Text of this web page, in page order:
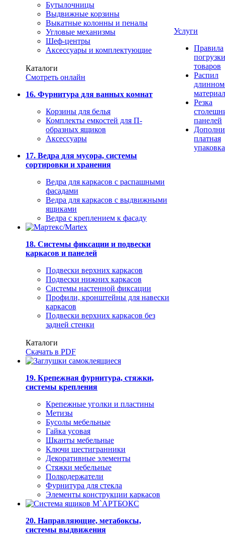
Бутылочницы
Выдвижные корзины
Выкатные колонны и пеналы
Угловые механизмы
Шеф-центры
Аксессуары и комплектующие
Каталоги
Смотреть онлайн
16. Фурнитура для ванных комнат
Корзины для белья
Комплекты емкостей для П-
образных ящиков
Аксессуары
17. Ведра для мусора, системы
сортировки и хранения
Ведра для каркасов с распашными
фасадами
Ведра для каркасов с выдвижными
ящиками
Ведра с креплением к фасаду
18. Системы фиксации и подвески
каркасов и панелей
Подвески верхних каркасов
Подвески нижних каркасов
Системы настенной фиксации
Профили, кронштейны для навески
каркасов
Подвески верхних каркасов без
задней стенки
Каталоги
Скачать в PDF
19. Крепежная фурнитура, стяжки,
системы крепления
Крепежные уголки и пластины
Метизы
Бусолы мебельные
Гайка усовая
Шканты мебельные
Ключи шестигранники
Декоративные элементы
Стяжки мебельные
Полкодержатели
Фурнитура для стекла
Элементы конструкции каркасов
20. Направляющие, метабоксы,
системы выдвижения
Услуги
Правила
погрузки
товаров
Распил
Резка
панелей
платная
упаковка